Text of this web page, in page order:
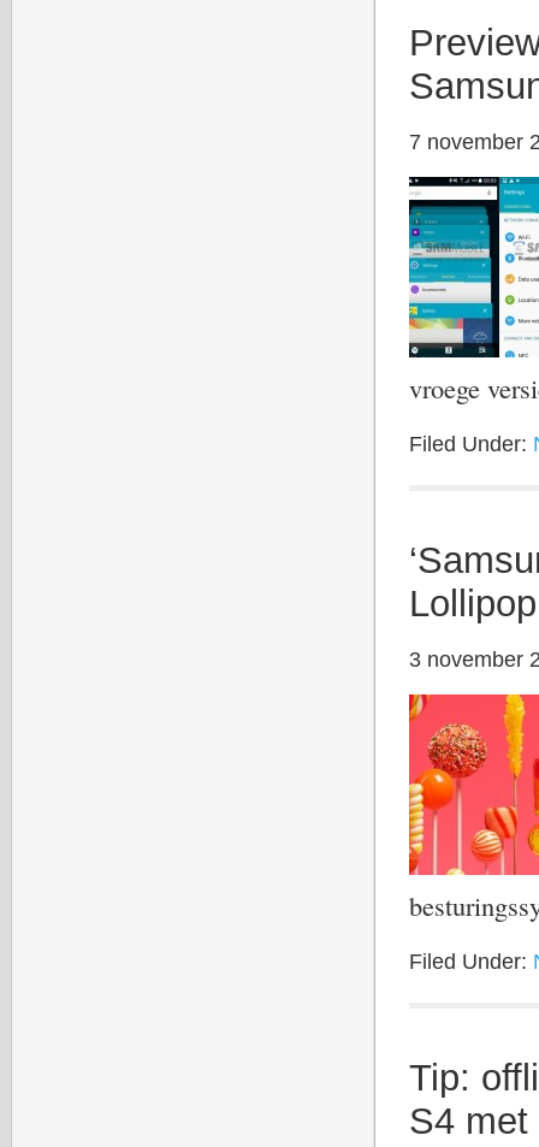
7 november
vroege
Filed Under:
3 november
Filed Under:
Tip:
S4 met